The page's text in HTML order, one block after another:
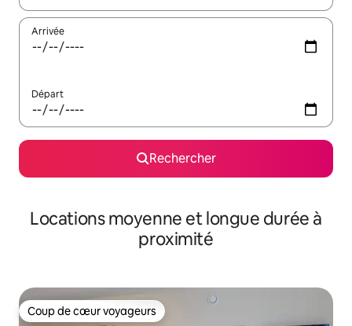
Arrivée
Départ
Rechercher
Locations moyenne et longue durée à
proximité
Coup de cœur voyageurs
Coup de cœur voyageurs